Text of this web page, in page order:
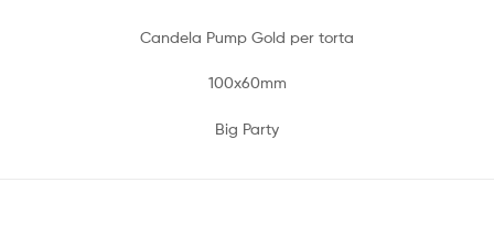
Candela Pump Gold per torta
100x60mm
Big Party